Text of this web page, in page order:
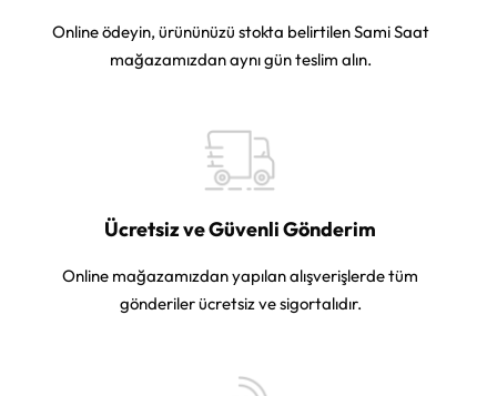
Online ödeyin, ürününüzü stokta belirtilen Sami Saat
mağazamızdan aynı gün teslim alın.
Ücretsiz ve Güvenli Gönderim
Online mağazamızdan yapılan alışverişlerde tüm
gönderiler ücretsiz ve sigortalıdır.